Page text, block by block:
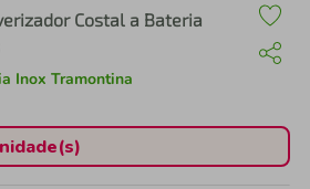
Costal a Bateria
Inox Tramontina